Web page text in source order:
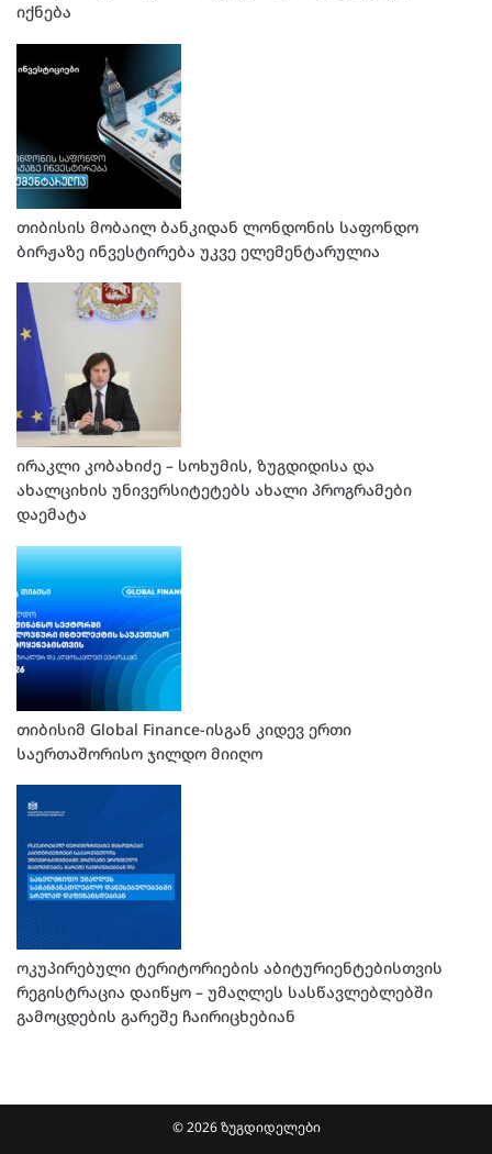
იქნება
თიბისის მობაილ ბანკიდან ლონდონის საფონდო
ბირჟაზე ინვესტირება უკვე ელემენტარულია
ირაკლი კობახიძე – სოხუმის, ზუგდიდისა და
ახალციხის უნივერსიტეტებს ახალი პროგრამები
დაემატა
თიბისიმ Global Finance-ისგან კიდევ ერთი
საერთაშორისო ჯილდო მიიღო
ოკუპირებული ტერიტორიების აბიტურიენტებისთვის
რეგისტრაცია დაიწყო – უმაღლეს სასწავლებლებში
გამოცდების გარეშე ჩაირიცხებიან
© 2026 ზუგდიდელები